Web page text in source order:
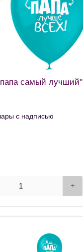
самый лучший"
с надписью